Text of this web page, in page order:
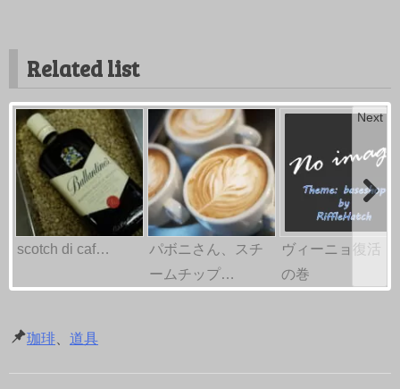
Related list
scotch di caf…
パボニさん、スチ
ームチップ…
ヴィーニョ復活！
の巻
Next
珈琲 道具